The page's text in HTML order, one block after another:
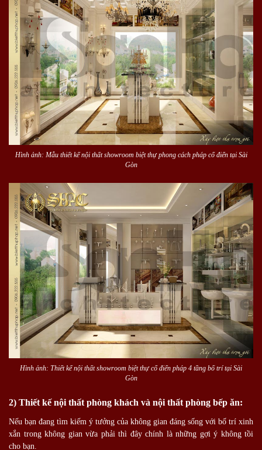
Hình ảnh: Mẫu thiết kế nội thất showroom biệt thự phong cách pháp cổ điển tại Sài
Gòn
Hình ảnh: Thiết kế nội thất showroom biệt thự cổ điển pháp 4 tầng bố trí tại Sài
Gòn
2) Thiết kế nội thất phòng khách và nội thất phòng bếp ăn:
Nếu bạn đang tìm kiếm ý tưởng của không gian đáng sống với bố trí xinh
xắn trong không gian vừa phải thì đây chính là những gợi ý không tồi
cho bạn.